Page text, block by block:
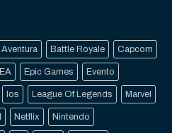
Aventura Battle Royale Capcom
EA Epic Games Evento
Ios League Of Legends Marvel
Netflix Nintendo